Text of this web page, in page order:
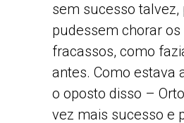
sem sucesso talvez,
pudessem chorar os
fracassos, como
antes. Como estava
o oposto disso –
vez mais sucesso e